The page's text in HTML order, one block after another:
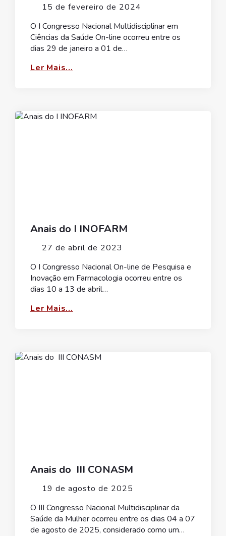
15 de fevereiro de 2024
O I Congresso Nacional Multidisciplinar em
Ciências da Saúde On-line ocorreu entre os
dias 29 de janeiro a 01 de…
Ler Mais...
Anais do I INOFARM
27 de abril de 2023
O I Congresso Nacional On-line de Pesquisa e
Inovação em Farmacologia ocorreu entre os
dias 10 a 13 de abril…
Ler Mais...
Anais do III CONASM
19 de agosto de 2025
O III Congresso Nacional Multidisciplinar da
Saúde da Mulher ocorreu entre os dias 04 a 07
de agosto de 2025, considerado como um…